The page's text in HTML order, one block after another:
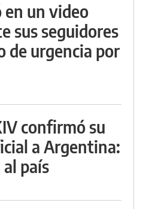
en un video
sus seguidores
de urgencia por
confirmó su
a Argentina:
país